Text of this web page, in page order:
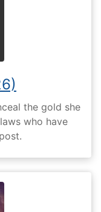
the gold she
who have